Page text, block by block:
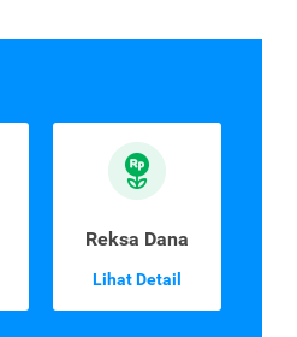
Reksa Dana
Lihat Detail